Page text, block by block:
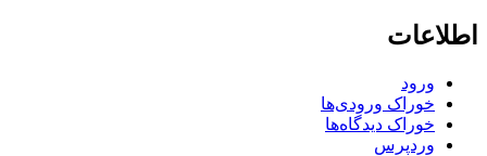
اطلاعات
ورود
خوراک ورودی‌ها
خوراک دیدگاه‌ها
وردپرس